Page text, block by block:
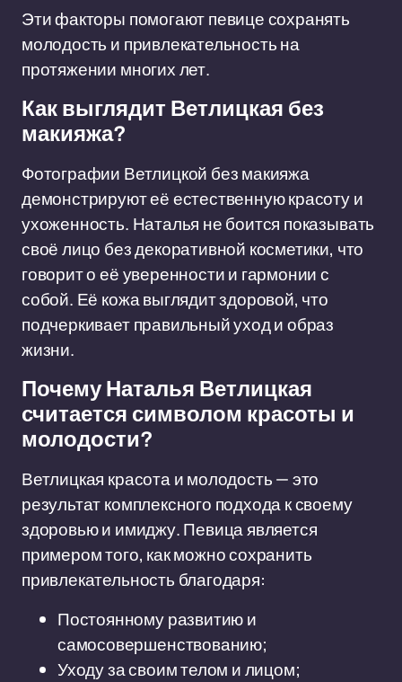
Эти факторы помогают певице сохранять
молодость и привлекательность на
протяжении многих лет.
Как выглядит Ветлицкая без
макияжа?
Фотографии Ветлицкой без макияжа
демонстрируют её естественную красоту и
ухоженность. Наталья не боится показывать
своё лицо без декоративной косметики, что
говорит о её уверенности и гармонии с
собой. Её кожа выглядит здоровой, что
подчеркивает правильный уход и образ
жизни.
Почему Наталья Ветлицкая
считается символом красоты и
молодости?
Ветлицкая красота и молодость — это
результат комплексного подхода к своему
здоровью и имиджу. Певица является
примером того, как можно сохранить
привлекательность благодаря:
Постоянному развитию и
самосовершенствованию;
Уходу за своим телом и лицом;